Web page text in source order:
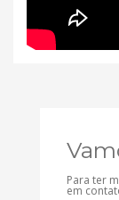
Para ter
em